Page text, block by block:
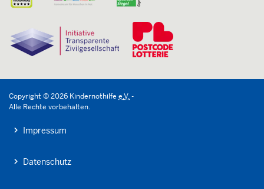
Copyright ©2026 Kindernothilfe e.V.-
Alle Rechte vorbehalten.
Impressum
Datenschutz